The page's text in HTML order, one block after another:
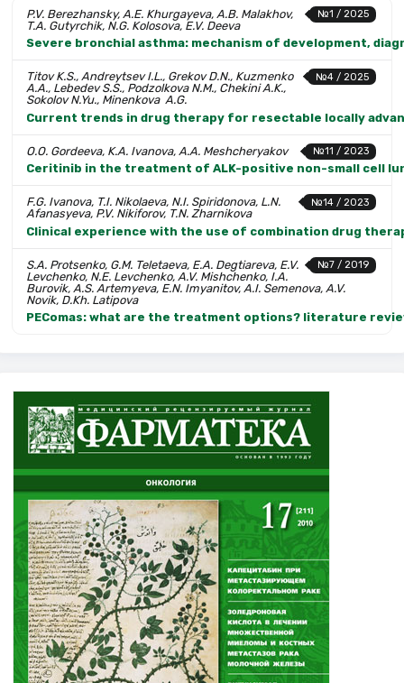
№1 / 2025
P.V. Berezhansky, A.E. Khurgayeva, A.B. Malakhov,
T.A. Gutyrchik, N.G. Kolosova, E.V. Deeva
Severe bronchial asthma: mechanism of development,
№4 / 2025
Titov K.S., Andreytsev I.L., Grekov D.N., Kuzmenko
A.A., Lebedev S.S., Podzolkova N.M., Chekini A.K.,
Sokolov N.Yu., Minenkova A.G.
Current trends in drug therapy for resectable locally
№11 / 2023
O.O. Gordeeva, K.A. Ivanova, A.A. Meshcheryakov
Ceritinib in the treatment of ALK-positive non-small cell
№14 / 2023
F.G. Ivanova, T.I. Nikolaeva, N.I. Spiridonova, L.N.
Afanasyeva, P.V. Nikiforov, T.N. Zharnikova
Clinical experience with the use of combination drug
№7 / 2019
S.A. Protsenko, G.M. Teletaeva, E.A. Degtiareva, E.V.
Levchenko, N.E. Levchenko, A.V. Mishchenko, I.A.
Burovik, A.S. Artemyeva, E.N. Imyanitov, A.I. Semenova, A.V.
Novik, D.Kh. Latipova
PEComas: what are the treatment options? literature